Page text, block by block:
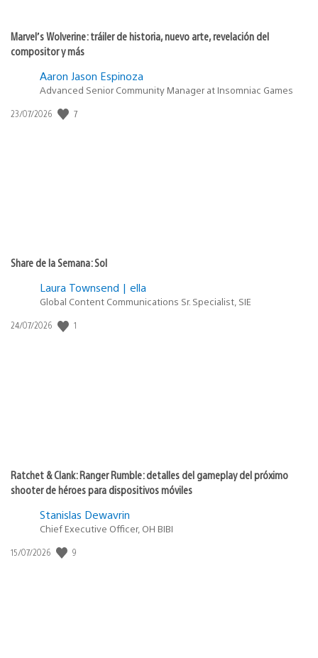
Marvel’s Wolverine: tráiler de historia, nuevo arte, revelación del
compositor y más
Aaron Jason Espinoza
Advanced Senior Community Manager at Insomniac Games
Fecha
23/07/2026 7
Share de la Semana: Sol
Laura Townsend | ella
Global Content Communications Sr. Specialist, SIE
Fecha
24/07/2026 1
Ratchet & Clank: Ranger Rumble: detalles del gameplay del próximo
shooter de héroes para dispositivos móviles
Stanislas Dewavrin
Chief Executive Officer, OH BIBI
Fecha
15/07/2026 9